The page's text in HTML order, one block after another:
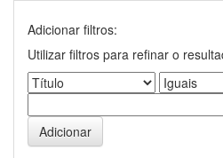
Adicionar filtros:
Utilizar filtros para refinar o